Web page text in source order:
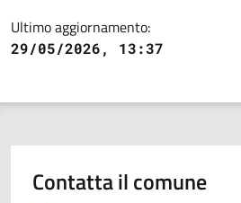
Ultimo aggiornamento:
29/05/2026, 13:37
Contatta il comune